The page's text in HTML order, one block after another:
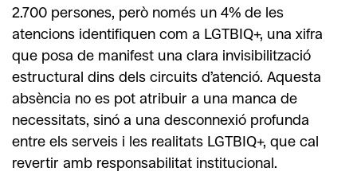
2.700 persones, però només un 4% de les
atencions identifiquen com a LGTBIQ+, una xifra
que posa de manifest una clara invisibilització
estructural dins dels circuits d’atenció. Aquesta
absència no es pot atribuir a una manca de
necessitats, sinó a una desconnexió profunda
entre els serveis i les realitats LGTBIQ+, que cal
revertir amb responsabilitat institucional.